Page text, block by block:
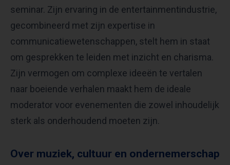
seminar. Zijn ervaring in de entertainmentindustrie,
gecombineerd met zijn expertise in
communicatiewetenschappen, stelt hem in staat
om gesprekken te leiden met inzicht en charisma.
Zijn vermogen om complexe ideeën te vertalen
naar boeiende verhalen maakt hem de ideale
moderator voor evenementen die zowel inhoudelijk
sterk als onderhoudend moeten zijn.
Over muziek, cultuur en ondernemerschap